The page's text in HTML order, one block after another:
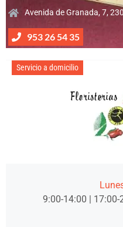
Avenida de Granada, 7,
953 26 54 35
Servicio a domicilio
9:00-14:00 |